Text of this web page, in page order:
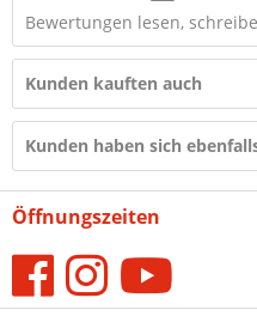
Bewertungen lesen,
Kunden kauften auch
Kunden haben sich
Öffnungszeiten